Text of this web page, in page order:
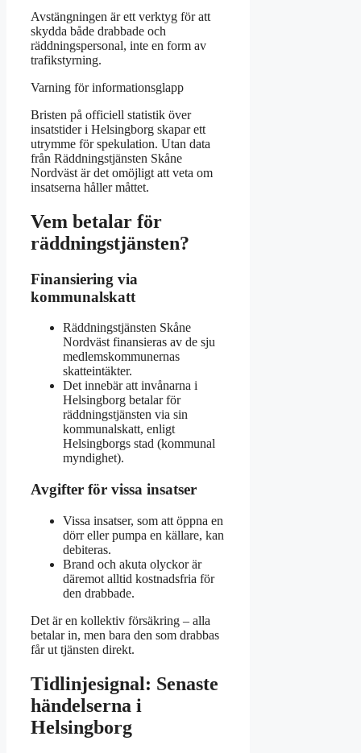
Avstängningen är ett verktyg för att
skydda både drabbade och
räddningspersonal, inte en form av
trafikstyrning.
Varning för informationsglapp
Bristen på officiell statistik över
insatstider i Helsingborg skapar ett
utrymme för spekulation. Utan data
från Räddningstjänsten Skåne
Nordväst är det omöjligt att veta om
insatserna håller måttet.
Vem betalar för
räddningstjänsten?
Finansiering via
kommunalskatt
Räddningstjänsten Skåne
Nordväst finansieras av de sju
medlemskommunernas
skatteintäkter.
Det innebär att invånarna i
Helsingborg betalar för
räddningstjänsten via sin
kommunalskatt, enligt
Helsingborgs stad (kommunal
myndighet).
Avgifter för vissa insatser
Vissa insatser, som att öppna en
dörr eller pumpa en källare, kan
debiteras.
Brand och akuta olyckor är
däremot alltid kostnadsfria för
den drabbade.
Det är en kollektiv försäkring – alla
betalar in, men bara den som drabbas
får ut tjänsten direkt.
Tidlinjesignal: Senaste
händelserna i
Helsingborg